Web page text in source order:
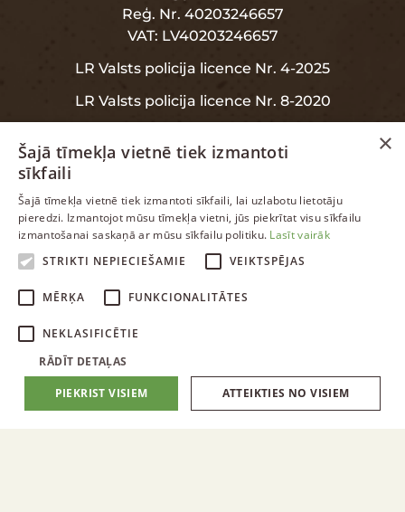
Reģ. Nr. 40203246657
VAT: LV40203246657
LR Valsts policija licence Nr. 4-2025
LR Valsts policija licence Nr. 8-2020
INFORMĀCIJA
Garantija
ENGLISH
×
Šajā tīmekļa vietnē tiek izmantoti
sīkfaili
Šajā tīmekļa vietnē tiek izmantoti sīkfaili, lai uzlabotu lietotāju
pieredzi. Izmantojot mūsu tīmekļa vietni, jūs piekrītat visu sīkfailu
izmantošanai saskaņā ar mūsu sīkfailu politiku. Lasīt vairāk
STRIKTI NEPIECIEŠAMIE
VEIKTSPĒJAS
MĒRĶA FUNKCIONALITĀTES
NEKLASIFICĒTIE
RĀDĪT DETAĻAS
PIEKRIST VISIEM ATTEIKTIES NO VISIEM